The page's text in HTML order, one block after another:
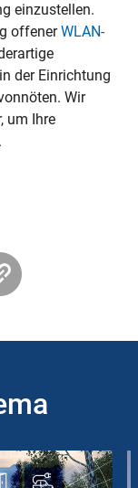
einzustellen.
offenerWLAN-
der Einrichtung
Wir
um Ihre